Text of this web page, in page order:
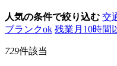
人気の条件で絞り込む 交
ブランクok 残業月10時間
729件該当